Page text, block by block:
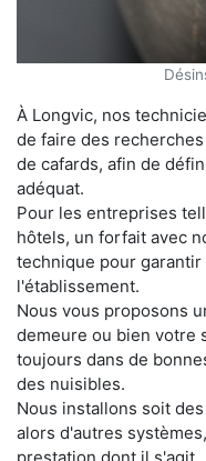
À Longvic, nos
de faire des
de cafards, afin de
adéquat.
Pour les entreprises
hôtels, un forfait avec
technique pour
l'établissement.
Nous vous proposons
demeure ou bien votre
toujours dans de
des nuisibles.
Nous installons soit
alors d'autres